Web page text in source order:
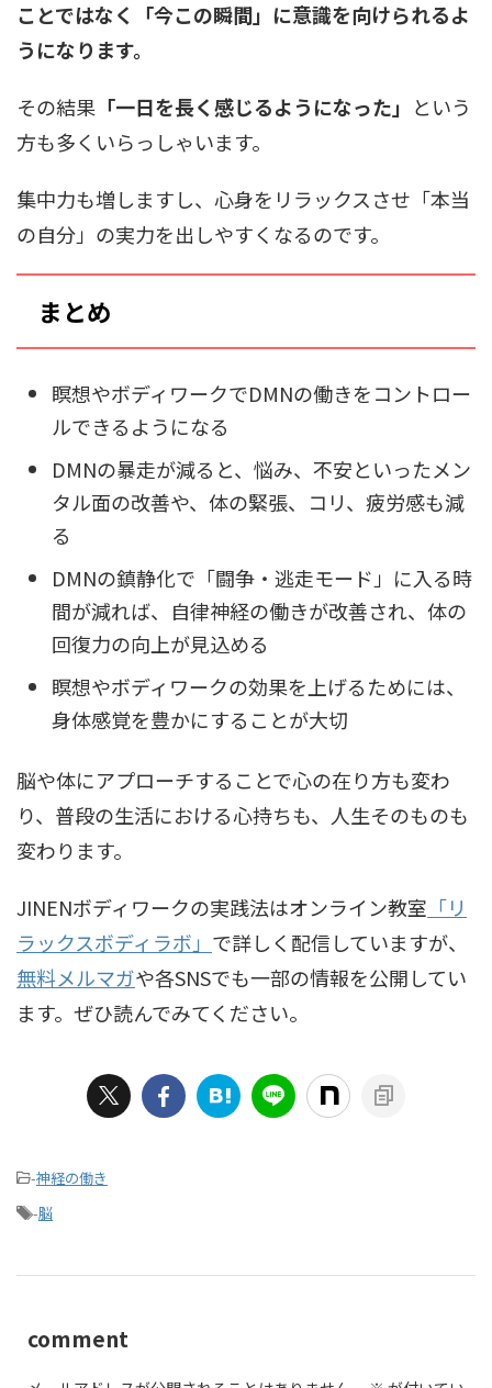
ことではなく「今この瞬間」に意識を向けられるよ
うになります。
その結果 「一日を長く感じるようになった」 という
方も多くいらっしゃいます。
集中力も増しますし、心身をリラックスさせ「本当
の自分」の実力を出しやすくなるのです。
まとめ
瞑想やボディワークでDMNの働きをコントロー
ルできるようになる
DMNの暴走が減ると、悩み、不安といったメン
タル面の改善や、体の緊張、コリ、疲労感も減
る
DMNの鎮静化で「闘争・逃走モード」に入る時
間が減れば、自律神経の働きが改善され、体の
回復力の向上が見込める
瞑想やボディワークの効果を上げるためには、
身体感覚を豊かにすることが大切
脳や体にアプローチすることで心の在り方も変わ
り、普段の生活における心持ちも、人生そのものも
変わります。
JINENボディワークの実践法はオンライン教室 「リ
ラックスボディラボ」 で詳しく配信していますが、
無料メルマガや各SNSでも一部の情報を公開してい
ます。ぜひ読んでみてください。
-神経の働き
-脳
comment